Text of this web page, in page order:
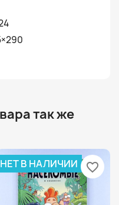
так же
НЕТ В НАЛИЧИИ favorite_border